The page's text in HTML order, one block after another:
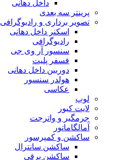
داخل دهانی
پرینتر سه بعدی
تصویر برداری و رادیوگرافی
اسکنر داخل دهانی
رادیوگرافی
سنسور آر وی جی
فسفر پلیت
دوربین داخل دهانی
هولدر سنسور
عکاسی
لوپ
لایت کیور
جرمگیر و واترجت
آمالگاماتور
ساکشن و کمپرسور
ساکشن سانترال
ساکشن برقی